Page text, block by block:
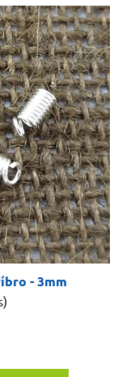
- 3mm